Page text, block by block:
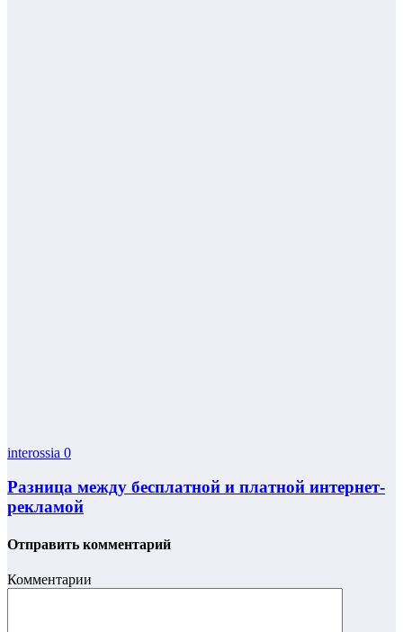
interossia 0
Разница между бесплатной и платной интернет-
рекламой
Отправить комментарий
Комментарии